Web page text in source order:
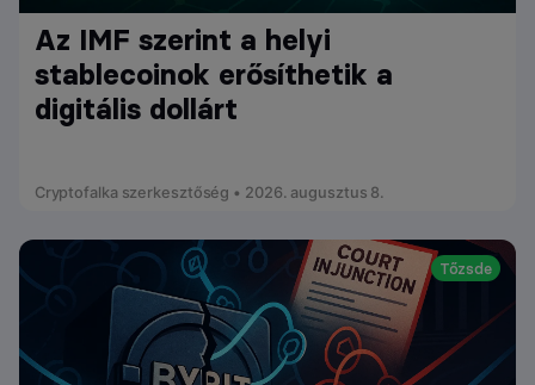
Az IMF szerint a helyi
stablecoinok erősíthetik a
digitális dollárt
Cryptofalka szerkesztőség • 2026. augusztus 8.
Tőzsde